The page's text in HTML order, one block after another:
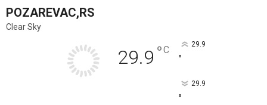
POZAREVAC,RS
Clear Sky
29.9 °C 29.9
°
29.9
°